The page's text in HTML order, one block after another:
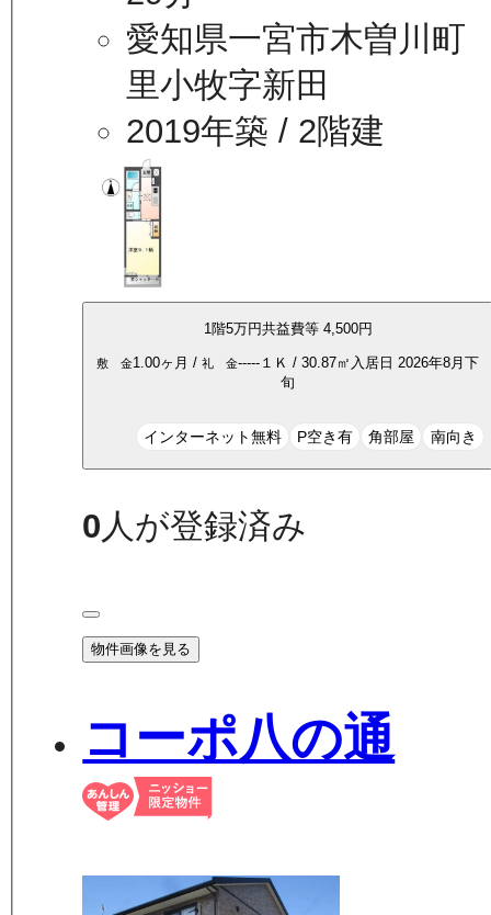
愛知県一宮市木曽川町
里小牧字新田
2019年築 / 2階建
1 階5万円共益費等 4,500円
敷 金1.00ヶ月 /礼 金----- １Ｋ /30.87㎡ 入居日2026年8月下
旬
インターネット無料 P空き有 角部屋 南向き
0 人が登録済み
物件画像を見る
コーポ八の通